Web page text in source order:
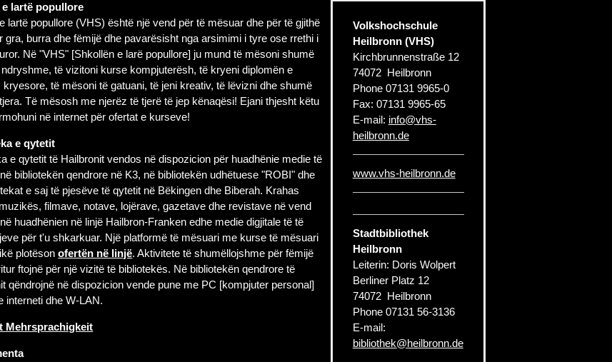
lartë popullore
lartë popullore (VHS) është një vend për të mësuar dhe për të gjithë
gra, burra dhe fëmijë dhe pavarësisht nga arsimimi i tyre ose rrethi i
Në "VHS" [Shkollën e larë popullore] ju mund të mësoni shumë
të vizitoni kurse kompjuterësh, të kryeni diplomën e
kryesore, të mësoni të gatuani, të jeni kreativ, të lëvizni dhe shumë
Të mësosh me njerëz të tjerë të jep kënaqësi! Ejani thjesht këtu
në internet për ofertat e kurseve!
e qytetit
e qytetit të Hailbronit vendos në dispozicion për huadhënie medie të
bibliotekën qendrore në K3, në bibliotekën udhëtuese "ROBI" dhe
e saj të pjesëve të qytetit në Bëkingen dhe Biberah. Krahas
filmave, notave, lojërave, gazetave dhe revistave në vend
huadhënien në linjë Hailbron-Franken edhe medie digjitale të të
për t'u shkarkuar. Një platformë të mësuari me kurse të mësuari
plotësonofertën në linjë. Aktivitete të shumëllojshme për fëmijë
ftojnë për një vizitë të bibliotekës. Në bibliotekën qendrore të
qëndrojnë në dispozicion vende pune me PC [kompjuter personal]
interneti dhe W-LAN.
Mehrsprachigkeit
Volkshochschule
Heilbronn (VHS)
Kirchbrunnenstraße 12
74072 Heilbronn
Phone 07131 9965-0
Fax: 07131 9965-65
E-mail: info@vhs-
heilbronn.de
www.vhs-heilbronn.de
Stadtbibliothek
Heilbronn
Leiterin: Doris Wolpert
Berliner Platz 12
74072 Heilbronn
Phone 07131 56-3136
E-mail:
bibliothek@heilbronn.de